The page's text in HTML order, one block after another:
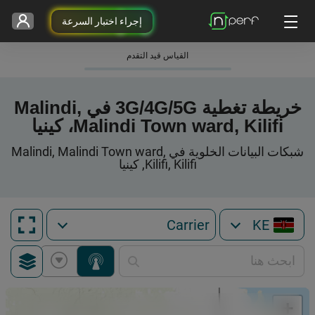
إجراء اختبار السرعة
القياس قيد التقدم
خريطة تغطية 3G/4G/5G في Malindi,
Malindi Town ward, Kilifi، كينيا
شبكات البيانات الخلوية في Malindi, Malindi Town ward,
Kilifi, Kilifi, كينيا
KE